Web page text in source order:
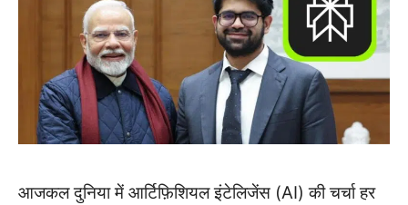
आजकल दुनिया में आर्टिफ़िशियल इंटेलिजेंस (AI) की चर्चा हर